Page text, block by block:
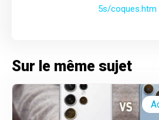
5s/coques.htm
Sur le même sujet